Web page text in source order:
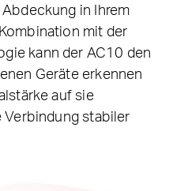
in Ihrem
mit der
kann der AC10 den
Geräte erkennen
auf sie
Verbindung stabiler